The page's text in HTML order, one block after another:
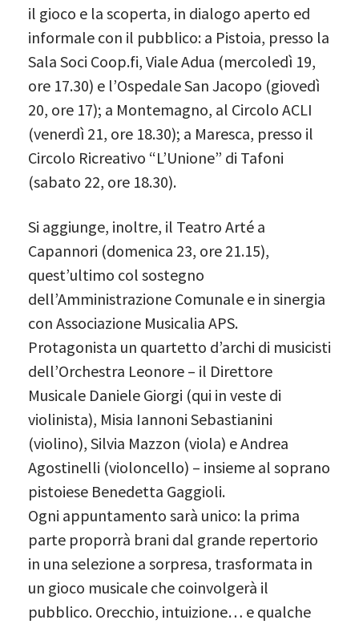
il gioco e la scoperta, in dialogo aperto ed
informale con il pubblico: a Pistoia, presso la
Sala Soci Coop.fi, Viale Adua (mercoledì 19,
ore 17.30) e l’Ospedale San Jacopo (giovedì
20, ore 17); a Montemagno, al Circolo ACLI
(venerdì 21, ore 18.30); a Maresca, presso il
Circolo Ricreativo “L’Unione” di Tafoni
(sabato 22, ore 18.30).
Si aggiunge, inoltre, il Teatro Arté a
Capannori (domenica 23, ore 21.15),
quest’ultimo col sostegno
dell’Amministrazione Comunale e in sinergia
con Associazione Musicalia APS.
Protagonista un quartetto d’archi di musicisti
dell’Orchestra Leonore – il Direttore
Musicale Daniele Giorgi (qui in veste di
violinista), Misia Iannoni Sebastianini
(violino), Silvia Mazzon (viola) e Andrea
Agostinelli (violoncello) – insieme al soprano
pistoiese Benedetta Gaggioli.
Ogni appuntamento sarà unico: la prima
parte proporrà brani dal grande repertorio
in una selezione a sorpresa, trasformata in
un gioco musicale che coinvolgerà il
pubblico. Orecchio, intuizione… e qualche